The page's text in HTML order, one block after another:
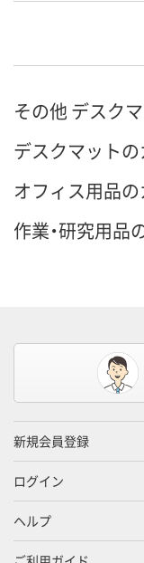
その他 デスク
デスクマット
オフィス用品
作業・研究用品
新規会員登録
ログイン
ヘルプ